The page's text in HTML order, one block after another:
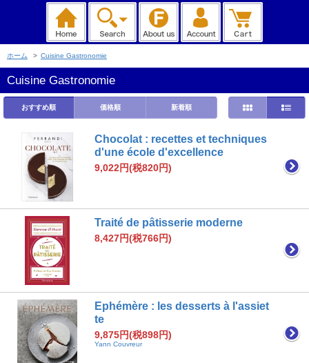
ホーム > Cuisine Gastronomie
Cuisine Gastronomie
おすすめ順 価格順 新着順
Chocolat : recettes et techniques
d'une école d'excellence
9,022円(税820円)
Traité de pâtisserie moderne
8,427円(税766円)
Ephémère : les desserts à l'assiet
te
9,875円(税898円)
Yann Couvreur